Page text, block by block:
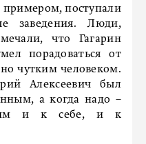
примером, поступали
заведения. Люди,
что Гагарин
порадоваться от
чутким человеком.
Алексеевич был
а когда надо –
и к себе, и к